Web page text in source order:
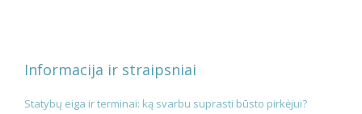
Informacija ir straipsniai
Statybų eiga ir terminai: ką svarbu suprasti būsto pirkėjui?